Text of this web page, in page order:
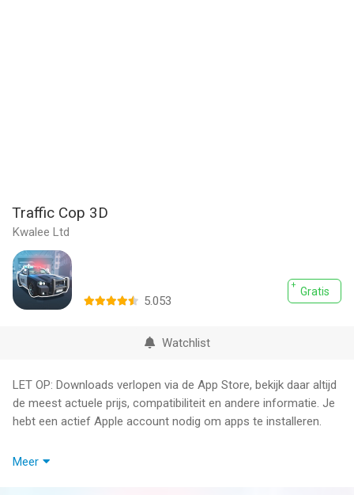
Traffic Cop 3D
Kwalee Ltd
Gratis
5.053
Watchlist
LET OP: Downloads verlopen via de App Store, bekijk daar altijd
de meest actuele prijs, compatibiliteit en andere informatie. Je
hebt een actief Apple account nodig om apps te installeren.
In de louche onderwereld van de stad staat één agent alleen
Meer